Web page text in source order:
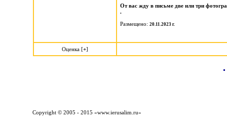
От вас жду в письме две или три
.
Размещено: 20.11.2023 г.
Оценка [+]
Copyright © 2005 - 2015 «www.ierusalim.ru»